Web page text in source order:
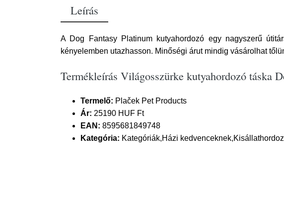
Leírás
A Dog Fantasy Platinum kutyahordozó egy nagyszerű
kényelemben utazhasson. Minőségi árut mindig vásárolhat
Termékleírás Világosszürke kutyahordozó táska
Termelő: Plaček Pet Products
Ár: 25190 HUF Ft
EAN: 8595681849748
Kategória: Kategóriák,Házi